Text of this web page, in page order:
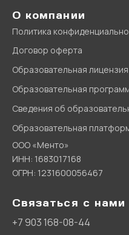
О компании
Политика
Договор оферта
Образовательная лицензия
Образовательная
Сведения об
Образовательная
ООО «Менто»
ИНН: 1683017168
ОГРН: 1231600056467
Связаться с нами
+7 903 168-08-44